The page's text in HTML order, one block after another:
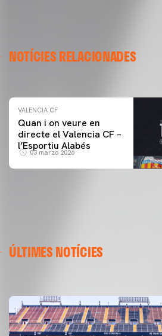
NOTÍCIES RELACIONADES
ENTRENAMENT DEL VALENCIA
VALENCIA CF
Quan i on veure en
directe el Valencia CF –
l’Esportiu Alabés
03 marzo 2026
ÚLTIMES NOTÍCIES
ENTRENAMENT DEL VALENCIA